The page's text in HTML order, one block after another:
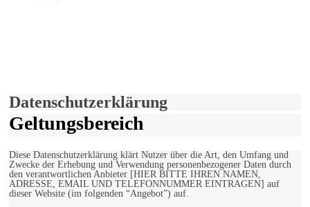
Datenschutzerklärung
Geltungsbereich
Diese Datenschutzerklärung klärt Nutzer über die Art, den Umfang und
Zwecke der Erhebung und Verwendung personenbezogener Daten durch
den verantwortlichen Anbieter [HIER BITTE IHREN NAMEN,
ADRESSE, EMAIL UND TELEFONNUMMER EINTRAGEN] auf
dieser Website (im folgenden “Angebot”) auf.